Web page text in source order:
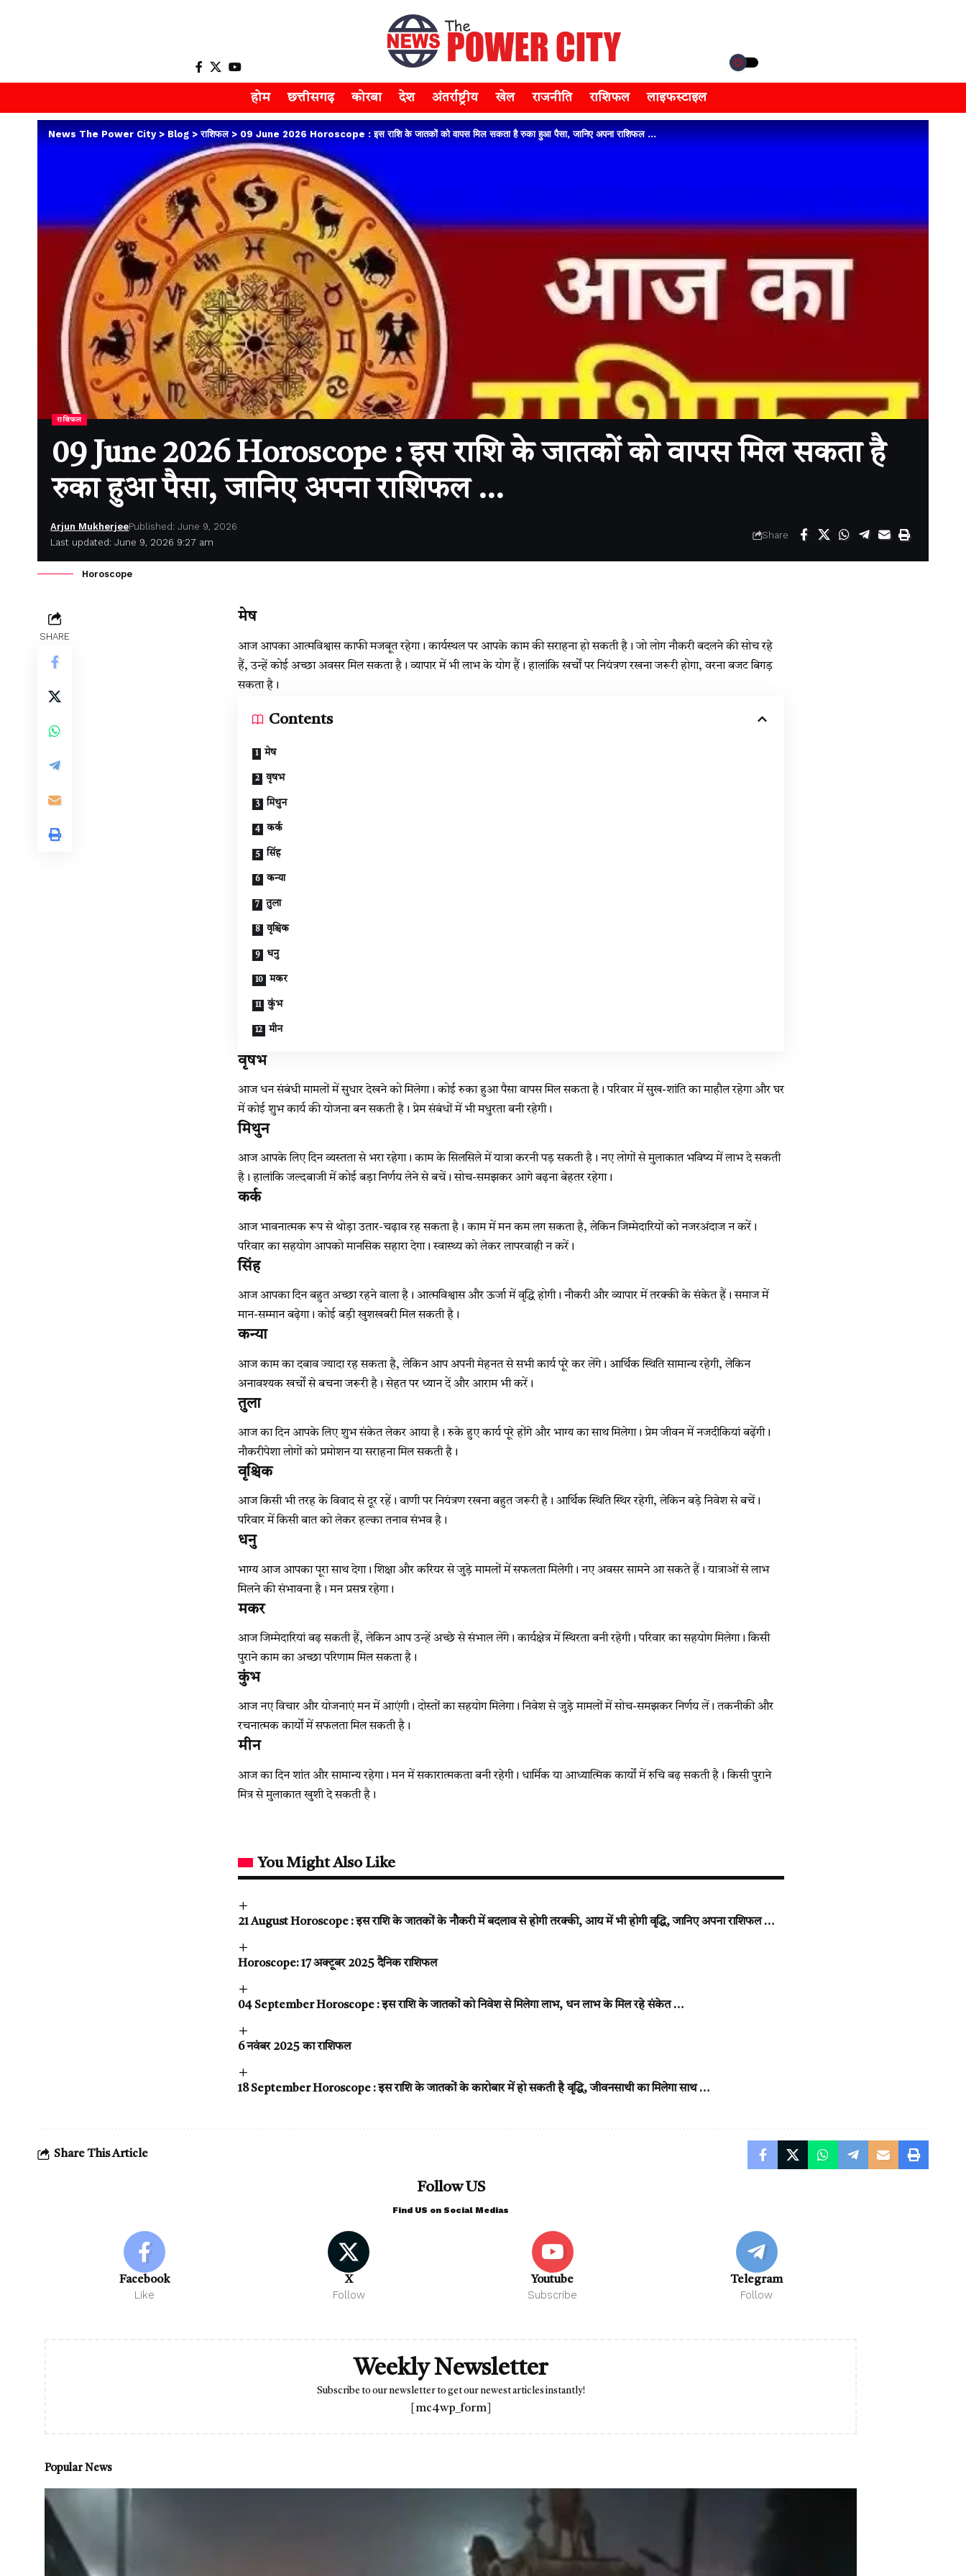
होम छत्तीसगढ़ कोरबा देश अंतर्राष्ट्रीय खेल राजनीति राशिफल लाइफस्टाइल
News The Power City>Blog>राशिफल> 09 June 2026 Horoscope : इस राशि के जातकों को वापस मिल सकता है रुका हुआ पैसा, जानिए अपना राशिफल …
राशिफल
09 June 2026 Horoscope : इस राशि के जातकों को वापस मिल सकता है
रुका हुआ पैसा, जानिए अपना राशिफल …
Last updated: June 9, 2026 9:27 am
Arjun MukherjeePublished: June 9, 2026
Share
Horoscope
SHARE
मेष
आज आपका आत्मविश्वास काफी मजबूत रहेगा। कार्यस्थल पर आपके काम की सराहना हो सकती है। जो लोग नौकरी बदलने की सोच रहे
हैं, उन्हें कोई अच्छा अवसर मिल सकता है। व्यापार में भी लाभ के योग हैं। हालांकि खर्चों पर नियंत्रण रखना जरूरी होगा, वरना बजट बिगड़
सकता है।
Contents
मेष
वृषभ
मिथुन
कर्क
सिंह
कन्या
तुला
वृश्चिक
धनु
मकर
कुंभ
मीन
वृषभ
आज धन संबंधी मामलों में सुधार देखने को मिलेगा। कोई रुका हुआ पैसा वापस मिल सकता है। परिवार में सुख-शांति का माहौल रहेगा और घर
में कोई शुभ कार्य की योजना बन सकती है। प्रेम संबंधों में भी मधुरता बनी रहेगी।
मिथुन
आज आपके लिए दिन व्यस्तता से भरा रहेगा। काम के सिलसिले में यात्रा करनी पड़ सकती है। नए लोगों से मुलाकात भविष्य में लाभ दे सकती
है। हालांकि जल्दबाजी में कोई बड़ा निर्णय लेने से बचें। सोच-समझकर आगे बढ़ना बेहतर रहेगा।
कर्क
आज भावनात्मक रूप से थोड़ा उतार-चढ़ाव रह सकता है। काम में मन कम लग सकता है, लेकिन जिम्मेदारियों को नजरअंदाज न करें।
परिवार का सहयोग आपको मानसिक सहारा देगा। स्वास्थ्य को लेकर लापरवाही न करें।
सिंह
आज आपका दिन बहुत अच्छा रहने वाला है। आत्मविश्वास और ऊर्जा में वृद्धि होगी। नौकरी और व्यापार में तरक्की के संकेत हैं। समाज में
मान-सम्मान बढ़ेगा। कोई बड़ी खुशखबरी मिल सकती है।
कन्या
आज काम का दबाव ज्यादा रह सकता है, लेकिन आप अपनी मेहनत से सभी कार्य पूरे कर लेंगे। आर्थिक स्थिति सामान्य रहेगी, लेकिन
अनावश्यक खर्चों से बचना जरूरी है। सेहत पर ध्यान दें और आराम भी करें।
तुला
आज का दिन आपके लिए शुभ संकेत लेकर आया है। रुके हुए कार्य पूरे होंगे और भाग्य का साथ मिलेगा। प्रेम जीवन में नजदीकियां बढ़ेंगी।
नौकरीपेशा लोगों को प्रमोशन या सराहना मिल सकती है।
वृश्चिक
आज किसी भी तरह के विवाद से दूर रहें। वाणी पर नियंत्रण रखना बहुत जरूरी है। आर्थिक स्थिति स्थिर रहेगी, लेकिन बड़े निवेश से बचें।
परिवार में किसी बात को लेकर हल्का तनाव संभव है।
धनु
भाग्य आज आपका पूरा साथ देगा। शिक्षा और करियर से जुड़े मामलों में सफलता मिलेगी। नए अवसर सामने आ सकते हैं। यात्राओं से लाभ
मिलने की संभावना है। मन प्रसन्न रहेगा।
मकर
आज जिम्मेदारियां बढ़ सकती हैं, लेकिन आप उन्हें अच्छे से संभाल लेंगे। कार्यक्षेत्र में स्थिरता बनी रहेगी। परिवार का सहयोग मिलेगा। किसी
पुराने काम का अच्छा परिणाम मिल सकता है।
कुंभ
आज नए विचार और योजनाएं मन में आएंगी। दोस्तों का सहयोग मिलेगा। निवेश से जुड़े मामलों में सोच-समझकर निर्णय लें। तकनीकी और
रचनात्मक कार्यों में सफलता मिल सकती है।
मीन
आज का दिन शांत और सामान्य रहेगा। मन में सकारात्मकता बनी रहेगी। धार्मिक या आध्यात्मिक कार्यों में रुचि बढ़ सकती है। किसी पुराने
मित्र से मुलाकात खुशी दे सकती है।
You Might Also Like
21 August Horoscope : इस राशि के जातकों के नौकरी में बदलाव से होगी तरक्की, आय में भी होगी वृद्धि, जानिए अपना राशिफल …
Horoscope: 17 अक्टूबर 2025 दैनिक राशिफल
04 September Horoscope : इस राशि के जातकों को निवेश से मिलेगा लाभ, धन लाभ के मिल रहे संकेत …
6 नवंबर 2025 का राशिफल
18 September Horoscope : इस राशि के जातकों के कारोबार में हो सकती है वृद्धि, जीवनसाथी का मिलेगा साथ …
Share This Article
Follow US
Find US on Social Medias
Facebook
Like
X
Follow
Youtube
Subscribe
Telegram
Follow
Weekly Newsletter
Subscribe to our newsletter to get our newest articles instantly!
[mc4wp_form]
Popular News